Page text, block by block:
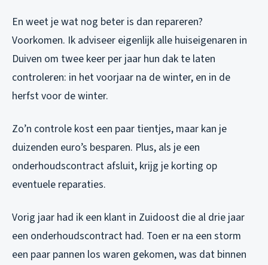
En weet je wat nog beter is dan repareren?
Voorkomen. Ik adviseer eigenlijk alle huiseigenaren in
Duiven om twee keer per jaar hun dak te laten
controleren: in het voorjaar na de winter, en in de
herfst voor de winter.
Zo’n controle kost een paar tientjes, maar kan je
duizenden euro’s besparen. Plus, als je een
onderhoudscontract afsluit, krijg je korting op
eventuele reparaties.
Vorig jaar had ik een klant in Zuidoost die al drie jaar
een onderhoudscontract had. Toen er na een storm
een paar pannen los waren gekomen, was dat binnen